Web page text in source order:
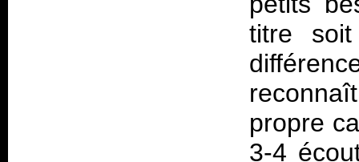
titre
propre
3-4